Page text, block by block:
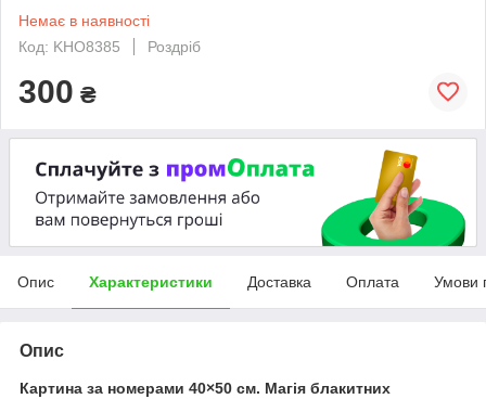
Немає в наявності
Код: KHO8385
Роздріб
300 ₴
Опис Характеристики Доставка Оплата Умови
Опис
Картина за номерами 40×50 см. Магія блакитних